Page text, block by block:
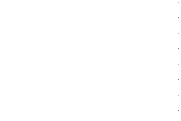
·
·
·
·
·
·
·
·